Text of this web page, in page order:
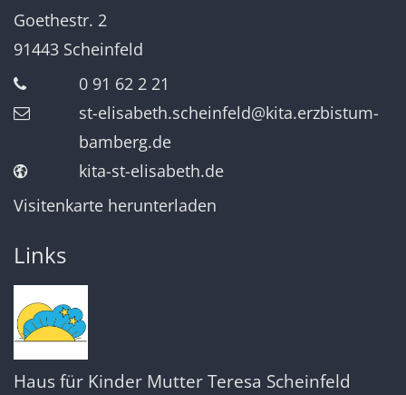
Goethestr. 2
91443 Scheinfeld
0 91 62 2 21
st-elisabeth.scheinfeld@kita.erzbistum-
bamberg.de
kita-st-elisabeth.de
Visitenkarte herunterladen
Links
Haus für Kinder Mutter Teresa Scheinfeld